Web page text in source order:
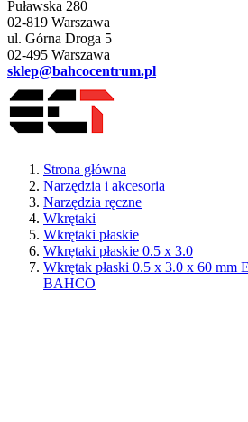
Puławska 280
02-819 Warszawa
ul. Górna Droga 5
02-495 Warszawa
sklep@bahcocentrum.pl
Strona główna
Narzędzia i akcesoria
Narzędzia ręczne
Wkrętaki
Wkrętaki płaskie
Wkrętaki płaskie 0.5 x 3.0
Wkrętak płaski 0.5 x 3.0 x 60
BAHCO